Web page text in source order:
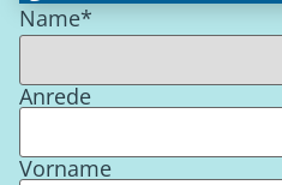
Name*
Anrede
Vorname